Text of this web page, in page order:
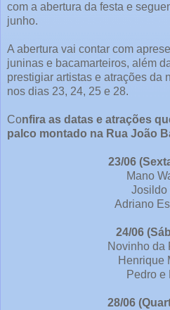
com a abertura da festa e
junho.
A abertura vai contar com
juninas e bacamarteiros, além
prestigiar artistas e atrações da
nos dias 23, 24, 25 e 28.
Confira as datas e atrações
palco montado na Rua João
23/06
Mano
Josildo
Adriano
24/06
Novinho da
Henrique
Pedro e
28/06